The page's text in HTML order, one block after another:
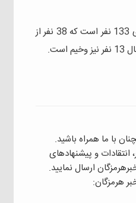
وی افزود: شمار بیماران بستری‌ 133 نفر است که 38 نفر از
با ما همراه باشید.
انتقادات و پیشنهادهای
ارسال نمایید.
هرمزگان: